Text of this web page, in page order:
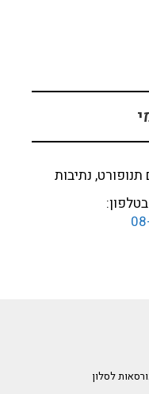
נתיבות
לסלון